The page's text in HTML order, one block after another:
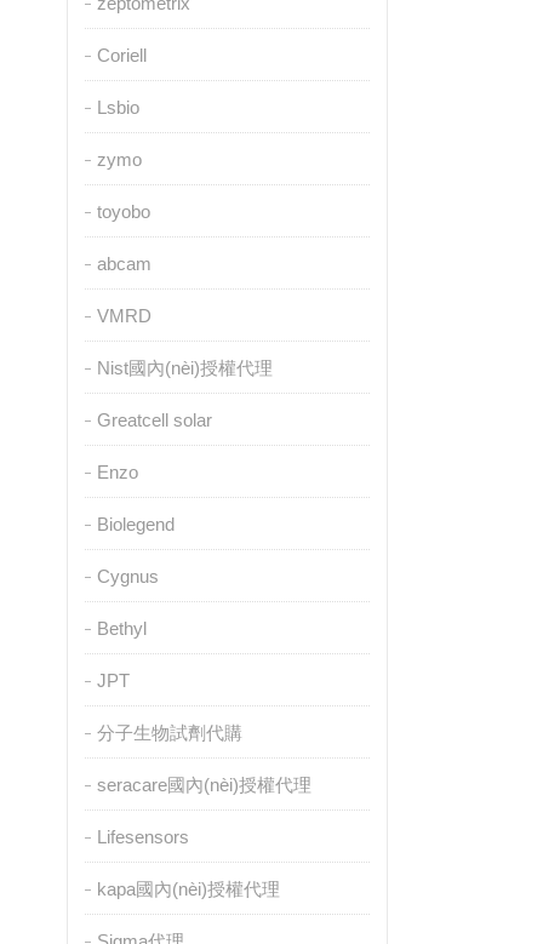
Coriell
Lsbio
zymo
toyobo
abcam
VMRD
Nist國內(nèi)授權代理
Greatcell solar
Enzo
Biolegend
Cygnus
Bethyl
JPT
分子生物試劑代購
seracare國內(nèi)授權代理
Lifesensors
kapa國內(nèi)授權代理